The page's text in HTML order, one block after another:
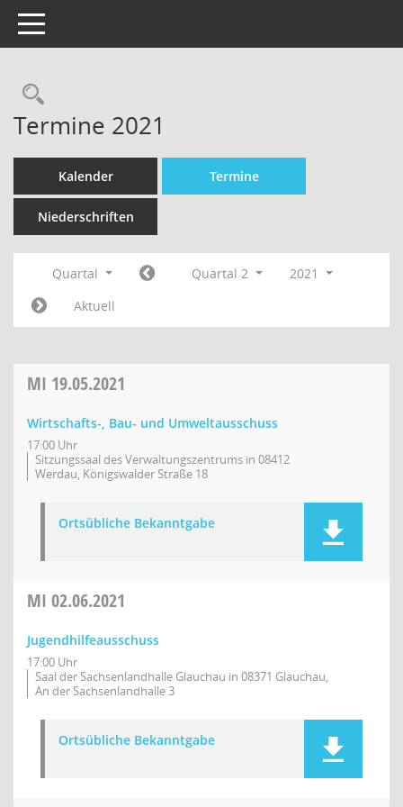
Toggle navigation
Termine 2021
Kalender Termine
Niederschriften
Quartal Quartal 2
2021
Aktuell
MI 19.05.2021
Wirtschafts-, Bau- und Umweltausschuss
17:00 Uhr
Sitzungssaal des Verwaltungszentrums in 08412
Werdau, Königswalder Straße 18
Ortsübliche Bekanntgabe
MI 02.06.2021
Jugendhilfeausschuss
17:00 Uhr
Saal der Sachsenlandhalle Glauchau in 08371 Glauchau,
An der Sachsenlandhalle 3
Ortsübliche Bekanntgabe